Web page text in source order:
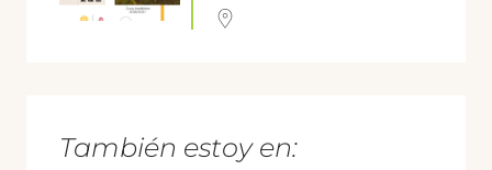
También estoy en: